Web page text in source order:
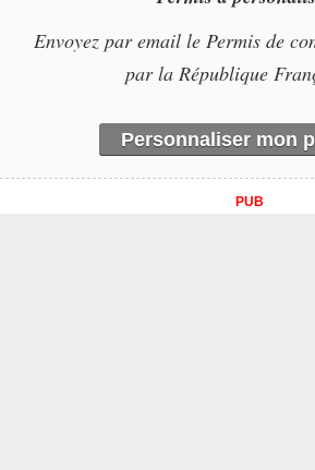
Envoyez par email le Permis de
par la République
Personnaliser mon
PUB